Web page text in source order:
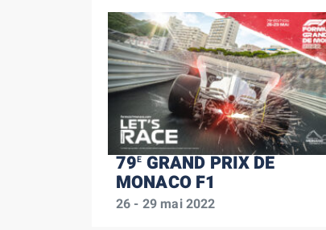
79EGRAND PRIX DE
MONACO F1
26 - 29 mai 2022